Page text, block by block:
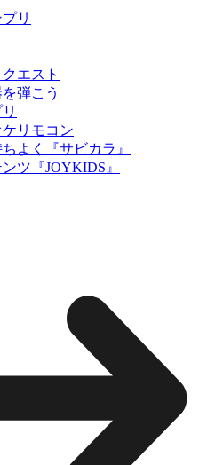
リ
エスト
弾こう
リモコン
よく『サビカラ』
ツ『JOYKIDS』